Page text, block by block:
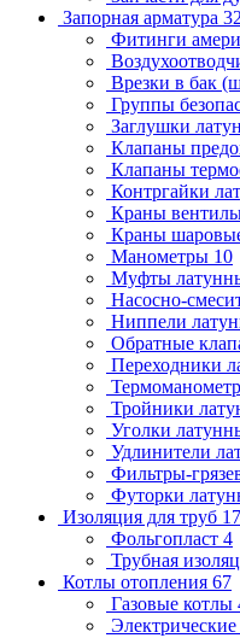
Запорная арматура
Фитинги
Врезки в бак
Группы
Заглушки
Клапаны
Клапаны
Контргайки
Краны
Краны
Манометры 10
Муфты
Насосно-
Ниппели
Обратные
Переходники
Тройники
Уголки
Удлинители
Фильтры-
Футорки
Изоляция для труб 17
Фольгопласт 4
Трубная
Котлы отопления 67
Газовые котлы